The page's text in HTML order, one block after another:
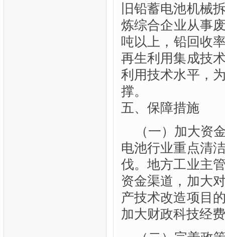
旧铅蓄电池机械
炼综合企业从事
吨以上，铅回收
再生利用集成技
利用技术水平，
撑。
五、保障措施
（一）加大资
电池行业重点清
伐。地方工业主
资金渠道，加大
产技术改造项目
加大财政科技经